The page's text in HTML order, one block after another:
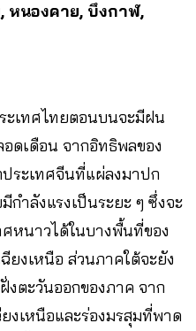
, หนองคาย, บึงกาฬ,
ะเทศไทยตอนบนจะมีฝน
ดเดือน จากอิทธิพลของ
ระเทศจีนที่แผ่ลงมาปก
ำลังแรงเป็นระยะ ๆ ซึ่งจะ
หนาวได้ในบางพื้นที่ของ
ยงเหนือ ส่วนภาคใต้จะยัง
งตะวันออกของภาค จาก
งเหนือและร่องมรสุมที่พาด